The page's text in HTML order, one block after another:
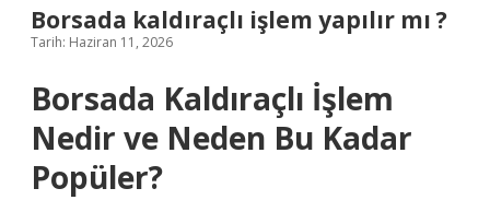
Borsada kaldıraçlı işlem yapılır mı ?
Tarih: Haziran 11, 2026
Borsada Kaldıraçlı İşlem
Nedir ve Neden Bu Kadar
Popüler?